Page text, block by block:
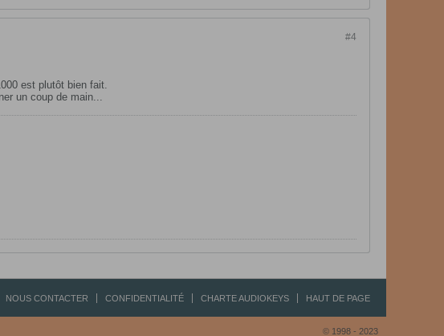
#4
est plutôt bien fait.
un coup de main...
NOUS CONTACTER CONFIDENTIALITÉ CHARTE AUDIOKEYS HAUT DE PAGE
© 1998 - 2023